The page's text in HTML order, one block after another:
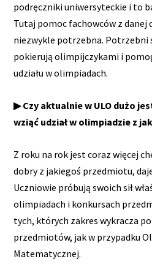
podręczniki uniwersyteckie i to
Tutaj pomoc fachowców z danej
niezwykle potrzebna. Potrzebni
pokierują olimpijczykami i
udziału w olimpiadach.
▶ Czy aktualnie w ULO dużo
wziąć udział w olimpiadzie z
Z roku na rok jest coraz więcej
dobry z jakiegoś przedmiotu,
Uczniowie próbują swoich sił
olimpiadach i konkursach
tych, których zakres wykracza
przedmiotów, jak w przypadku
Matematycznej.